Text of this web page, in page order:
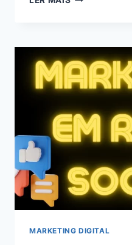
GPT
PARA
BLOGS
EM
MARKETING DIGITAL